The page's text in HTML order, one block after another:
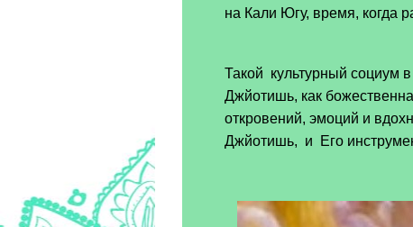
на Кали Югу, время, когда
Такой культурный социум
Джйотишь, как
откровений, эмоций и
Джйотишь, и Его